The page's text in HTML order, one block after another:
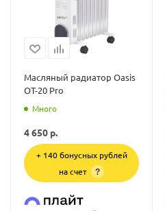
Масляный радиатор Oasis
OT-20 Pro
Много
4 650 р.
+ 140 бонусных рублей
на счет
?